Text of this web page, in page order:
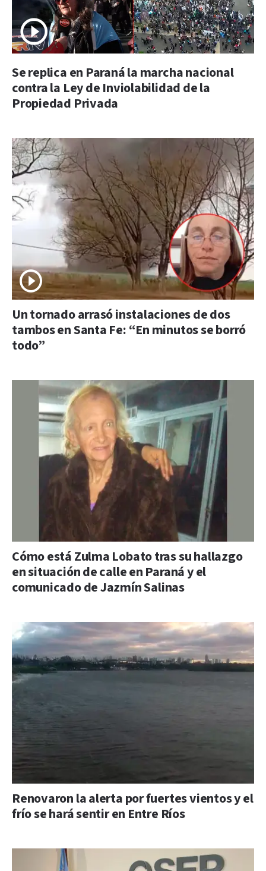
Se replica en Paraná la marcha nacional
contra la Ley de Inviolabilidad de la
Propiedad Privada
Un tornado arrasó instalaciones de dos
tambos en Santa Fe: “En minutos se borró
todo”
Cómo está Zulma Lobato tras su hallazgo
en situación de calle en Paraná y el
comunicado de Jazmín Salinas
Renovaron la alerta por fuertes vientos y el
frío se hará sentir en Entre Ríos